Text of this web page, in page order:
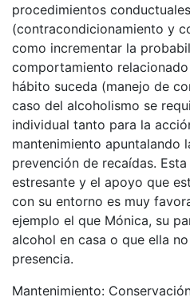
procedimientos conductuales
(contracondicionamiento y
como incrementar la
comportamiento
hábito suceda (manejo de
caso del alcoholismo se
individual tanto para la
mantenimiento apuntalando
prevención de recaídas.
estresante y el apoyo que
con su entorno es muy
ejemplo el que Mónica, su
alcohol en casa o que ella
presencia.
Mantenimiento: